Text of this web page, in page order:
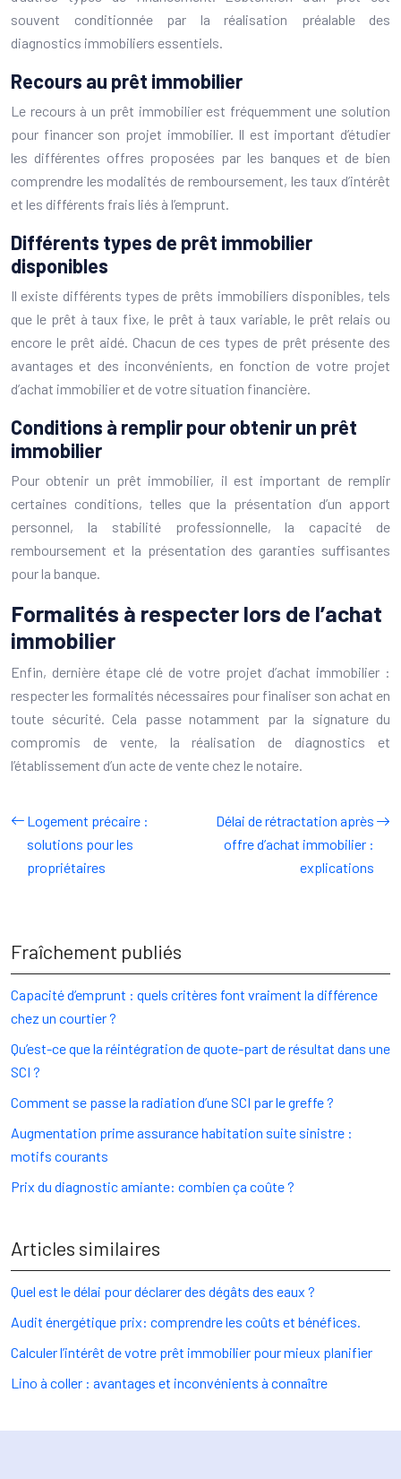
souvent conditionnée par la réalisation préalable des
diagnostics immobiliers essentiels.
Recours au prêt immobilier
Le recours à un prêt immobilier est fréquemment une solution
pour financer son projet immobilier. Il est important d’étudier
les différentes offres proposées par les banques et de bien
comprendre les modalités de remboursement, les taux d’intérêt
et les différents frais liés à l’emprunt.
Différents types de prêt immobilier
disponibles
Il existe différents types de prêts immobiliers disponibles, tels
que le prêt à taux fixe, le prêt à taux variable, le prêt relais ou
encore le prêt aidé. Chacun de ces types de prêt présente des
avantages et des inconvénients, en fonction de votre projet
d’achat immobilier et de votre situation financière.
Conditions à remplir pour obtenir un prêt
immobilier
Pour obtenir un prêt immobilier, il est important de remplir
certaines conditions, telles que la présentation d’un apport
personnel, la stabilité professionnelle, la capacité de
remboursement et la présentation des garanties suffisantes
pour la banque.
Formalités à respecter lors de l’achat
immobilier
Enfin, dernière étape clé de votre projet d’achat immobilier :
respecter les formalités nécessaires pour finaliser son achat en
toute sécurité. Cela passe notamment par la signature du
compromis de vente, la réalisation de diagnostics et
l’établissement d’un acte de vente chez le notaire.
Logement précaire :
solutions pour les
propriétaires
Délai de rétractation après
offre d’achat immobilier :
explications
Fraîchement publiés
Capacité d’emprunt : quels critères font vraiment la différence
chez un courtier ?
Qu’est-ce que la réintégration de quote-part de résultat dans une
SCI ?
Comment se passe la radiation d’une SCI par le greffe ?
Augmentation prime assurance habitation suite sinistre :
motifs courants
Prix du diagnostic amiante: combien ça coûte ?
Articles similaires
Quel est le délai pour déclarer des dégâts des eaux ?
Audit énergétique prix: comprendre les coûts et bénéfices.
Calculer l’intérêt de votre prêt immobilier pour mieux planifier
Lino à coller : avantages et inconvénients à connaître